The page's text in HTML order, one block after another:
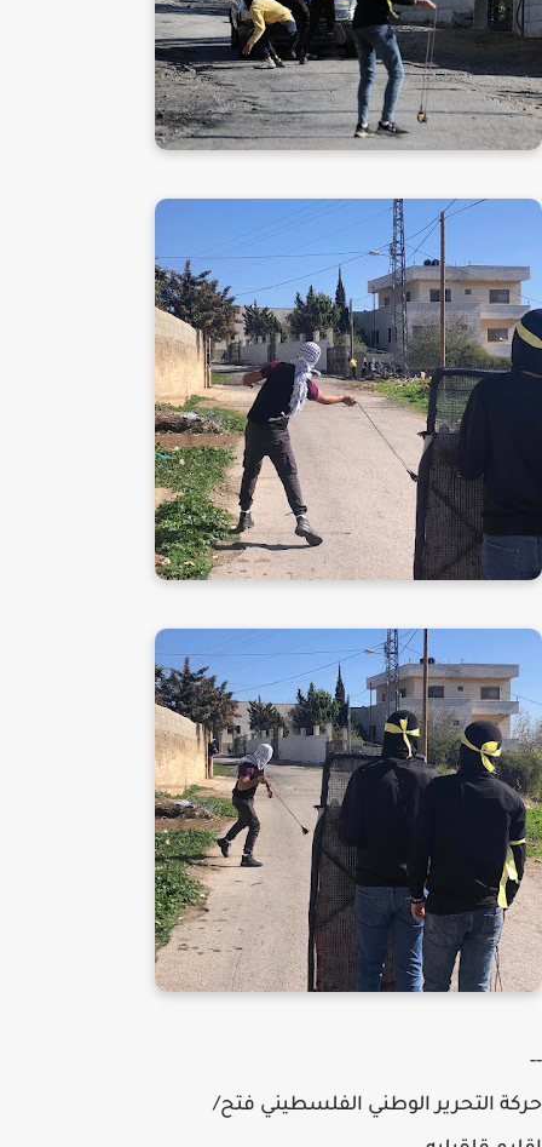
--
حركة التحرير الوطني الفلسطيني فتح/